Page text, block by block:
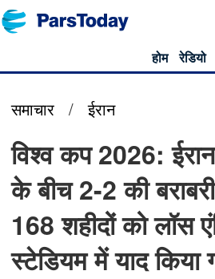
होम रेडियो
समाचार / ईरान
विश्व कप 2026:
के बीच 2-2 की
168 शहीदों को लॉस
स्टेडियम में याद किया